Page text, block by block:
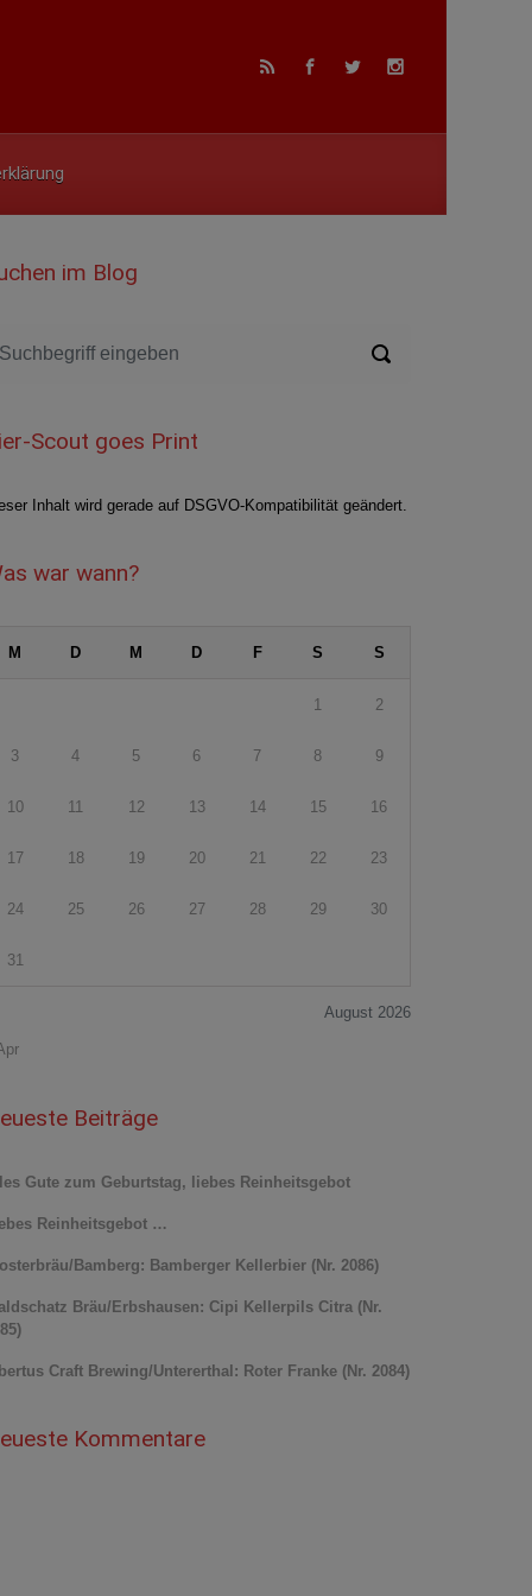
im Blog
Scout goes Print
Inhalt wird gerade auf DSGVO-Kompatibilität geändert.
war wann?
August 2026
M D M D F S S
1 2
3 4 5 6 7 8 9
10 11 12 13 14 15 16
17 18 19 20 21 22 23
24 25 26 27 28 29 30
31
Beiträge
Gute zum Geburtstag, liebes Reinheitsgebot
Reinheitsgebot …
Bamberg: Bamberger Kellerbier (Nr. 2086)
Bräu/Erbshausen: Cipi Kellerpils Citra (Nr.
Craft Brewing/Untererthal: Roter Franke (Nr. 2084)
Kommentare